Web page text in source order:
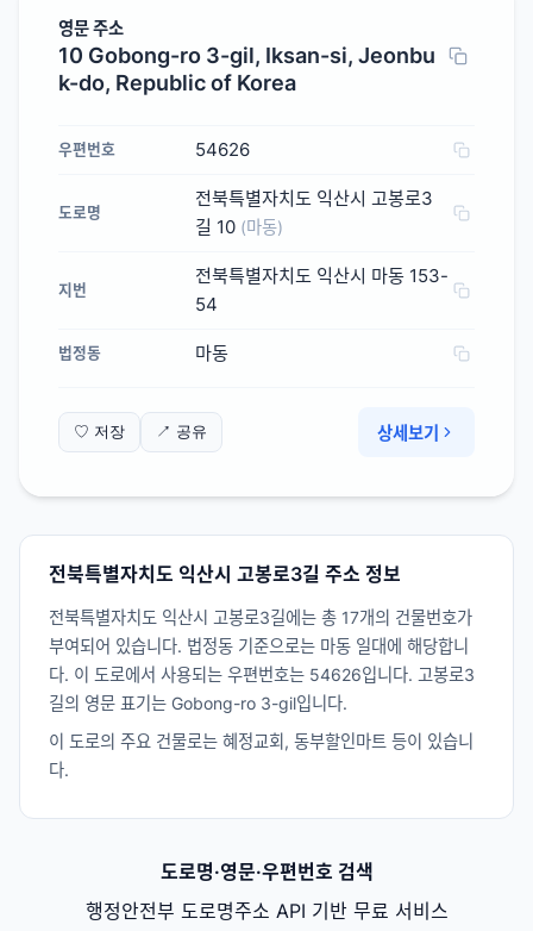
영문 주소
10 Gobong-ro 3-gil, Iksan-si, Jeonbu
k-do, Republic of Korea
우편번호 54626
도로명
전북특별자치도 익산시 고봉로3
길 10 (마동)
지번
전북특별자치도 익산시 마동 153-
54
법정동 마동
♡ 저장 ↗ 공유 상세보기
전북특별자치도 익산시 고봉로3길 주소 정보
전북특별자치도 익산시 고봉로3길에는 총 17개의 건물번호가
부여되어 있습니다. 법정동 기준으로는 마동 일대에 해당합니
다. 이 도로에서 사용되는 우편번호는 54626입니다. 고봉로3
길의 영문 표기는 Gobong-ro 3-gil입니다.
이 도로의 주요 건물로는 혜정교회, 동부할인마트 등이 있습니
다.
도로명·영문·우편번호 검색
행정안전부 도로명주소 API 기반 무료 서비스